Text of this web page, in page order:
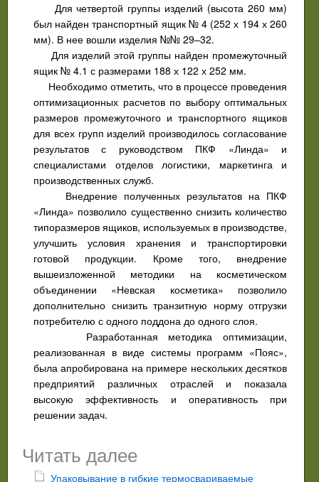
Для четвертой группы изделий (высота 260 мм)
был найден транспортный ящик № 4 (252 х 194 х 260
мм). В нее вошли изделия №№ 29–32.
Для изделий этой группы найден промежуточный
ящик № 4.1 с размерами 188 х 122 х 252 мм.
Необходимо отметить, что в процессе проведения
оптимизационных расчетов по выбору оптимальных
размеров промежуточного и транспортного ящиков
для всех групп изделий производилось согласование
результатов с руководством ПКФ «Линда» и
специалистами отделов логистики, маркетинга и
производственных служб.
Внедрение полученных результатов на ПКФ
«Линда» позволило существенно снизить количество
типоразмеров ящиков, используемых в производстве,
улучшить условия хранения и транспортировки
готовой продукции. Кроме того, внедрение
вышеизложенной методики на косметическом
объединении «Невская косметика» позволило
дополнительно снизить транзитную норму отгрузки
потребителю с одного поддона до одного слоя.
Разработанная методика оптимизации,
реализованная в виде системы программ «Пояс»,
была апробирована на примере нескольких десятков
предприятий различных отраслей и показала
высокую эффективность и оперативность при
решении задач.
Читать далее
Упаковывание в гибкие термосвариваемые